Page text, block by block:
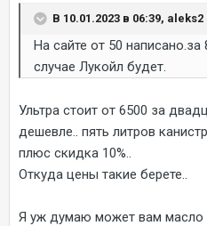
В 10.01.2023 в 06:39, aleks2
На сайте от 50
случае Лукойл будет.
Ультра стоит от 6500 за
дешевле.. пять литров
плюс скидка 10%..
Откуда цены такие берете..
Я уж думаю может вам